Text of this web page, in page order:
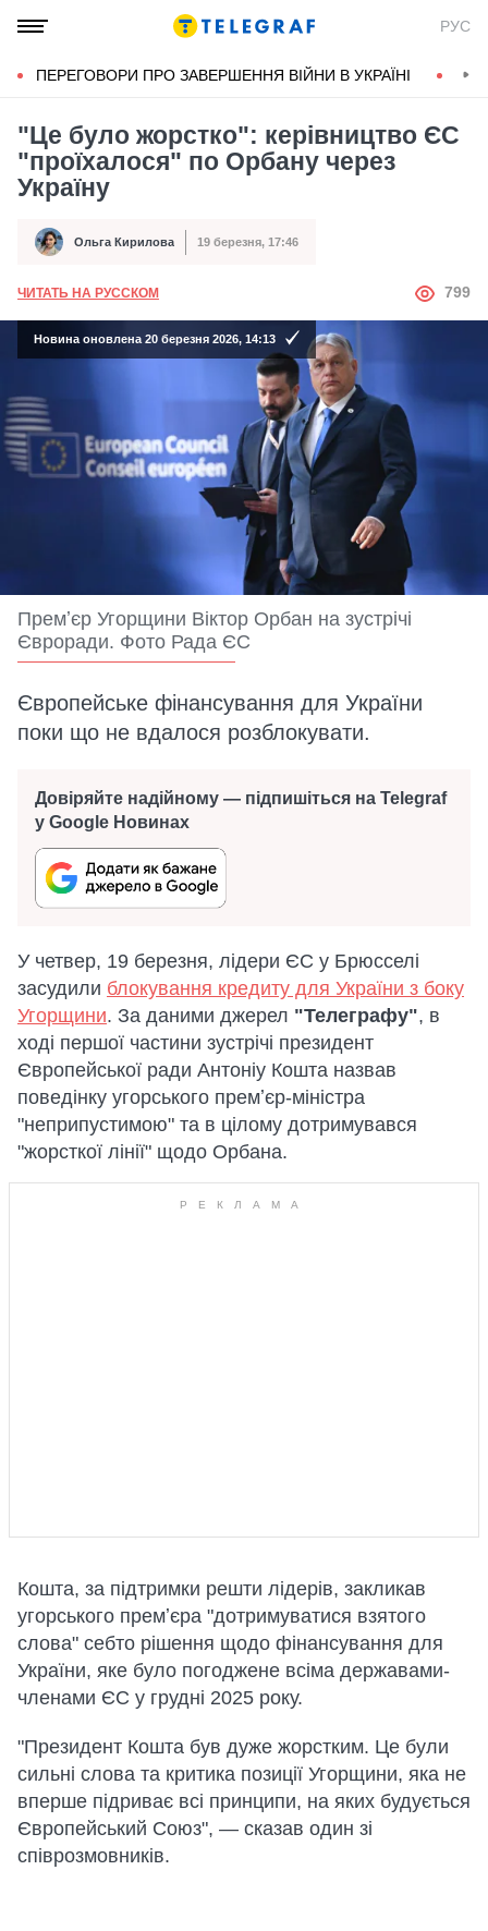
РУС
ПЕРЕГОВОРИ ПРО ЗАВЕРШЕННЯ ВІЙНИ В УКРАЇНІ
"Це було жорстко": керівництво ЄС
"проїхалося" по Орбану через
Україну
Автор Ольга Кирилова
Дата публікації 19 березня, 17:46
ЧИТАТЬ НА РУССКОМ АВТОР
799
Новина оновлена 20 березня 2026, 14:13
Премʼєр Угорщини Віктор Орбан на зустрічі
Євроради. Фото Рада ЄС
Європейське фінансування для України
поки що не вдалося розблокувати.
Довіряйте надійному — підпишіться на Telegraf
у Google Новинах
У четвер, 19 березня, лідери ЄС у Брюсселі
засудили блокування кредиту для України з боку
Угорщини. За даними джерел "Телеграфу", в
ході першої частини зустрічі президент
Європейської ради Антоніу Кошта назвав
поведінку угорського премʼєр-міністра
"неприпустимою" та в цілому дотримувався
"жорсткої лінії" щодо Орбана.
Кошта, за підтримки решти лідерів, закликав
угорського премʼєра "дотримуватися взятого
слова" себто рішення щодо фінансування для
України, яке було погоджене всіма державами-
членами ЄС у грудні 2025 року.
"Президент Кошта був дуже жорстким. Це були
сильні слова та критика позиції Угорщини, яка не
вперше підриває всі принципи, на яких будується
Європейський Союз", — сказав один зі
співрозмовників.